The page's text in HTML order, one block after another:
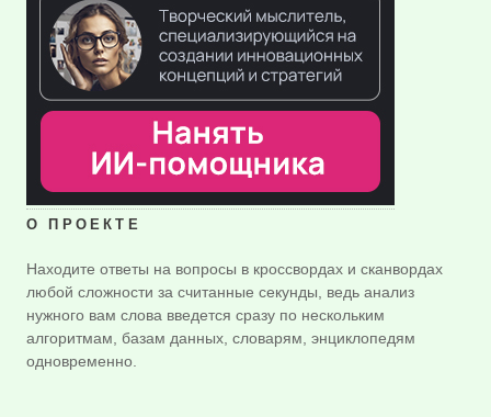
О ПРОЕКТЕ
Находите ответы на вопросы в кроссвордах и сканвордах
любой сложности за считанные секунды, ведь анализ
нужного вам слова введется сразу по нескольким
алгоритмам, базам данных, словарям, энциклопедям
одновременно.